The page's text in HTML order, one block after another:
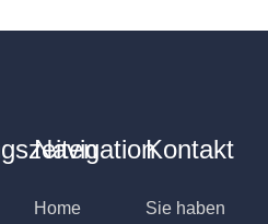
Navigation
Home
Kontakt
Sie haben